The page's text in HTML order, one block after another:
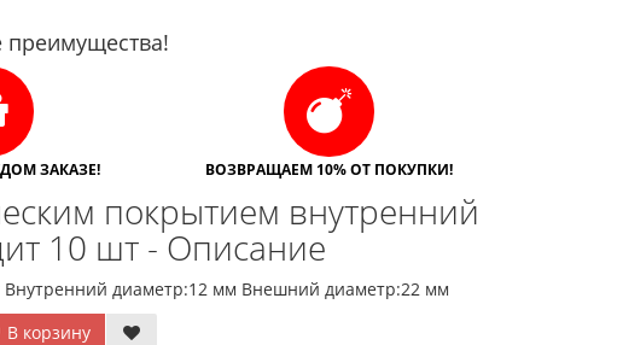
ЗАКАЗЕ! ВОЗВРАЩАЕМ 10% ОТ ПОКУПКИ!
покрытием внутренний
10 шт - Описание
диаметр:12 мм Внешний диаметр:22 мм
В корзину